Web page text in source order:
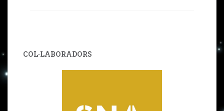
COL·LABORADORS